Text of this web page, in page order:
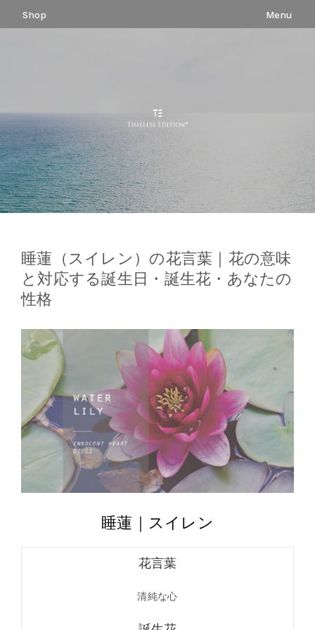
Shop Menu
ン
ス
キ
ッ
プ
睡蓮（スイレン）の花言葉｜花の意味
と対応する誕生日・誕生花・あなたの
性格
睡蓮｜スイレン
花言葉
清純な心